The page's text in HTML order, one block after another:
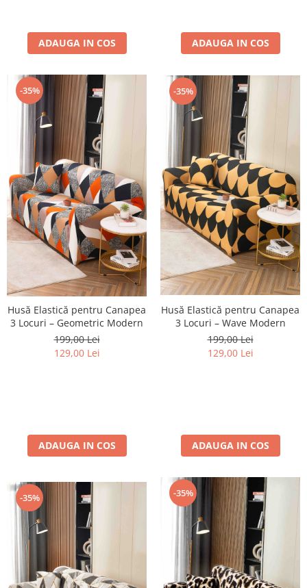
ADAUGA IN COS ADAUGA IN COS
-35%
Husă Elastică pentru Canapea
3 Locuri – Geometric Modern
199,00 Lei
129,00 Lei
ADAUGA IN COS
-35%
Husă Elastică pentru Canapea
3 Locuri – Wave Modern
199,00 Lei
129,00 Lei
ADAUGA IN COS
-35% -35%